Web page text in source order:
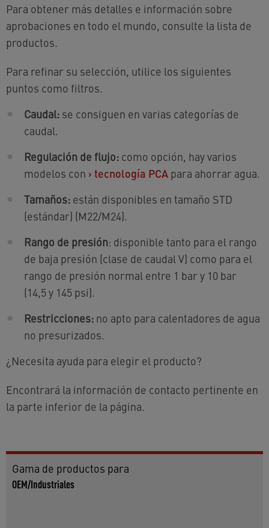
Para obtener más detalles e información sobre
aprobaciones en todo el mundo, consulte la lista de
productos.
Para refinar su selección, utilice los siguientes
puntos como filtros.
Caudal: se consiguen en varias categorías de
caudal.
Regulación de flujo: como opción, hay varios
modelos con › tecnología PCA para ahorrar agua.
Tamaños: están disponibles en tamaño STD
(estándar) (M22/M24).
Rango de presión: disponible tanto para el rango
de baja presión (clase de caudal V) como para el
rango de presión normal entre 1 bar y 10 bar
(14,5 y 145 psi).
Restricciones: no apto para calentadores de agua
no presurizados.
¿Necesita ayuda para elegir el producto?
Encontrará la información de contacto pertinente en
la parte inferior de la página.
Gama de productos para
OEM/Industriales